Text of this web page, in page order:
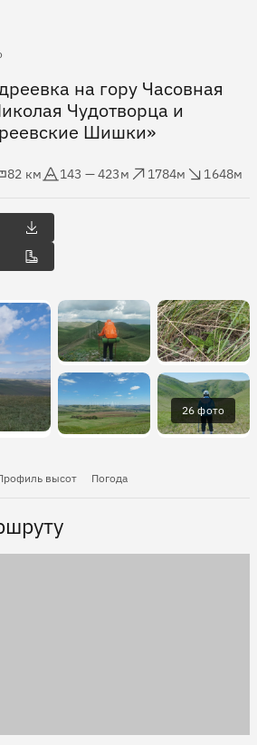
на гору Часовная
Чудотворца и
Шишки»
82 км
высота
143 — 423м
Набор высоты
1784м
Сброс высоты
1648м
26 фото
высот Погода